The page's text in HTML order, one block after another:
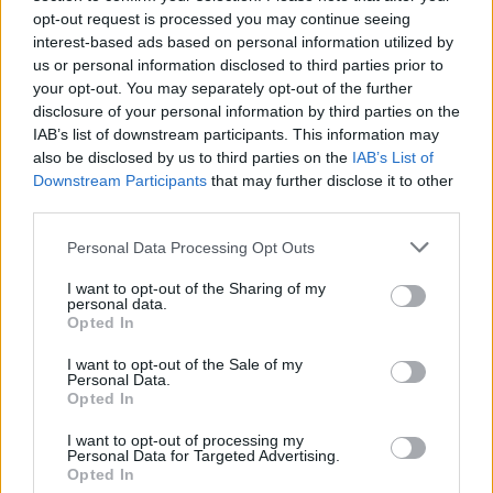
opt-out request is processed you may continue seeing
interest-based ads based on personal information utilized by
us or personal information disclosed to third parties prior to
your opt-out. You may separately opt-out of the further
disclosure of your personal information by third parties on the
IAB’s list of downstream participants. This information may
also be disclosed by us to third parties on the IAB’s List of
Downstream Participants that may further disclose it to other
Personal Data Processing Opt Outs
I want to opt-out of the Sharing of my
personal data.
Opted In
I want to opt-out of the Sale of my
Personal Data.
Opted In
I want to opt-out of processing my
Personal Data for Targeted Advertising.
Opted In
ΧΤΕΣ
Οι «πράσινοι« θα τιμήσουν όσους έπεσαν
εν ώρα καθήκοντος
Μίσιγκαν που δημιουργεί πονοκέφαλο εκτός
από τον Λευκό Οίκο και στους Δημοκρατικούς
Ο γιατρός, πρώην αξιωματούχος δημόσιας υγείας και
έντονος επικριτής της ισραηλινής πολιτικής, κατάφερε να
της αντιπάλου του, Χέιλι Στίβενς βασιζόμενος σε ένα
καθαρά αντικαθεστωτικό αφήγημα
ΧΤΕΣ
Ένα βήμα πριν τη συμφωνία για